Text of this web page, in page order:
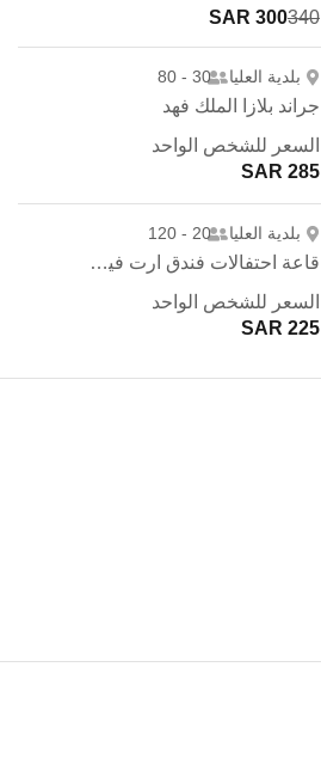
340
300 SAR
بلدية العليا 30 - 80
جراند بلازا الملك فهد
السعر للشخص الواحد
285 SAR
بلدية العليا 20 - 120
قاعة احتفالات فندق ارت فيو - الرياض
السعر للشخص الواحد
225 SAR